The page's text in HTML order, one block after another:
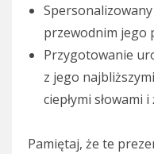
przewodnim jego
Przygotowanie
z jego
ciepłymi słowami
Pamiętaj, że te